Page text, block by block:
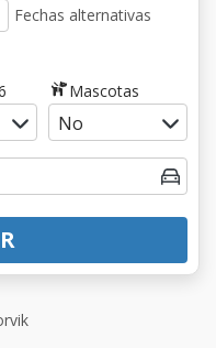
Fechas alternativas
Mascotas